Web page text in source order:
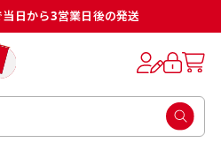
日から3営業日後の発送